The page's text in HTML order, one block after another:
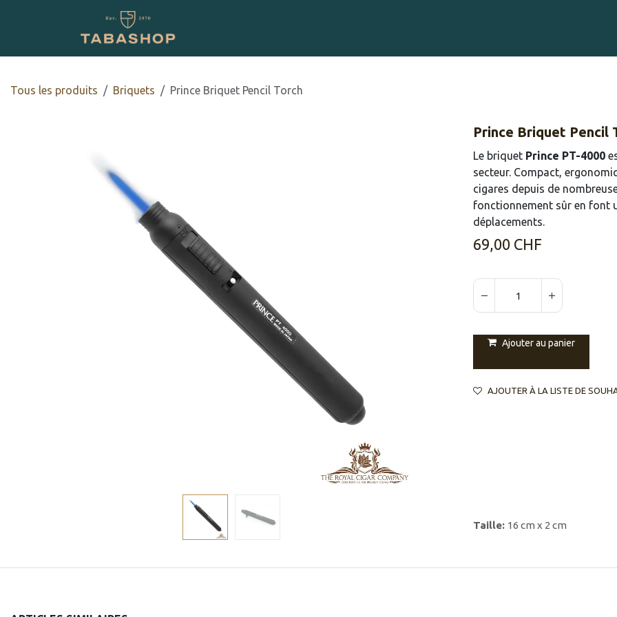
Tous les produits ​​​​Briquets Prince Briquet Pencil Torch
Prince Briquet Pencil
Le briquet Prince PT-4000
secteur. Compact,
cigares depuis de
fonctionnement sûr en font
déplacements.
69,00 CHF
Ajouter au panier
AJOUTER À LA LISTE DE
Taille: 16 cm x 2 cm